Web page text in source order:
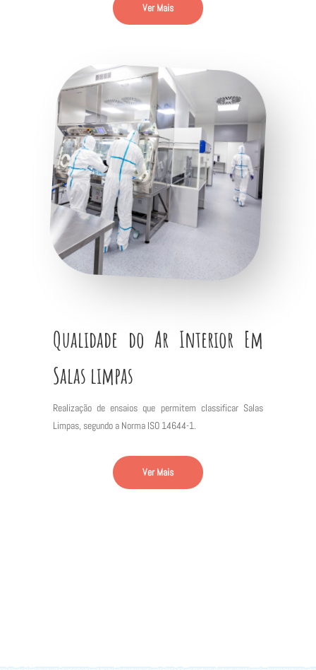
Ver Mais
Qualidade do Ar Interior Em
Salas limpas
Realização de ensaios que permitem classificar Salas
Limpas, segundo a Norma ISO 14644-1.
Ver Mais